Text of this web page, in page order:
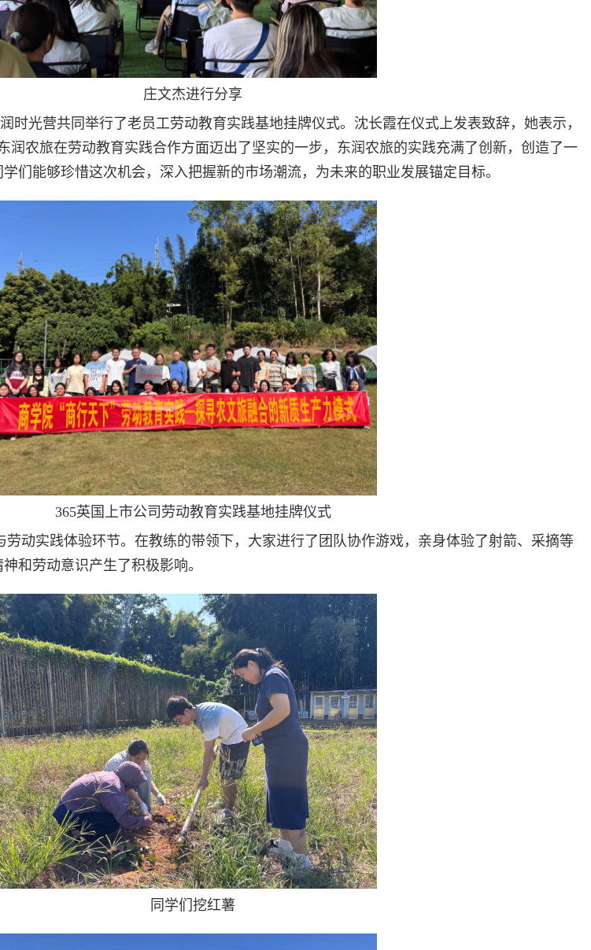
庄文杰进行分享
时光营共同举行了老员工劳动教育实践基地挂牌仪式。沈长霞在仪式上发表致辞，她表示，
润农旅在劳动教育实践合作方面迈出了坚实的一步，东润农旅的实践充满了创新，创造了一
们能够珍惜这次机会，深入把握新的市场潮流，为未来的职业发展锚定目标。
365英国上市公司劳动教育实践基地挂牌仪式
劳动实践体验环节。在教练的带领下，大家进行了团队协作游戏，亲身体验了射箭、采摘等
和劳动意识产生了积极影响。
同学们挖红薯